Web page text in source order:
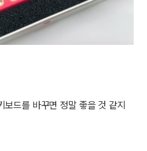
드를 바꾸면 정말 좋을 것 같지